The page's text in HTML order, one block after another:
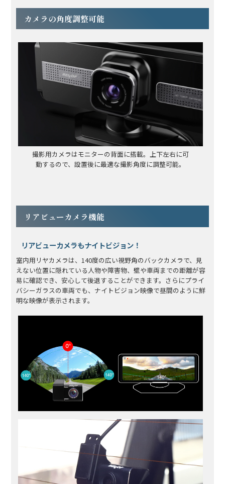
カメラの角度調整可能
撮影用カメラはモニターの背面に搭載。上下左右に可
動するので、設置後に最適な撮影角度に調整可能。
リアビューカメラ機能
リアビューカメラもナイトビジョン！
室内用リヤカメラは、140度の広い視野角のバックカメラで、見
えない位置に隠れている人物や障害物、壁や車両までの距離が容
易に確認でき、安心して後退することができます。さらにプライ
バシーガラスの車両でも、ナイトビジョン映像で昼間のように鮮
明な映像が表示されます。